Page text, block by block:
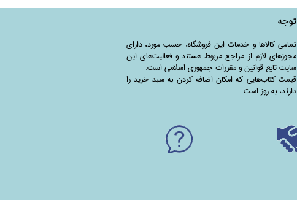
توجه
تمامی‌ کالاها و خدمات این فروشگاه، حسب مورد،‌ دارای
مجوزهای لازم از مراجع مربوط هستند ‌و‌‌ فعالیت‌های این
سایت تابع قوانین و مقررات جمهوری اسلامی است.
قیمت کتاب‌هایی که امکان اضافه کردن به سبد خرید را
دارند،‌ به روز است.